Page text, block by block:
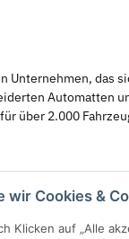
wir Cookies &
Klicken auf „Alle
Unternehmen, das
Automatten
über 2.000